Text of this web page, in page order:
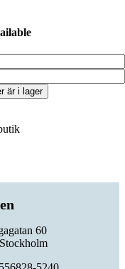
är i lager
60